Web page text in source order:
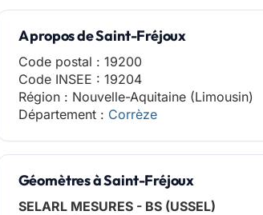
A propos de Saint-Fréjoux
Code postal : 19200
Code INSEE : 19204
Région : Nouvelle-Aquitaine (Limousin)
Département : Corrèze
Géomètres à Saint-Fréjoux
SELARL MESURES - BS (USSEL)